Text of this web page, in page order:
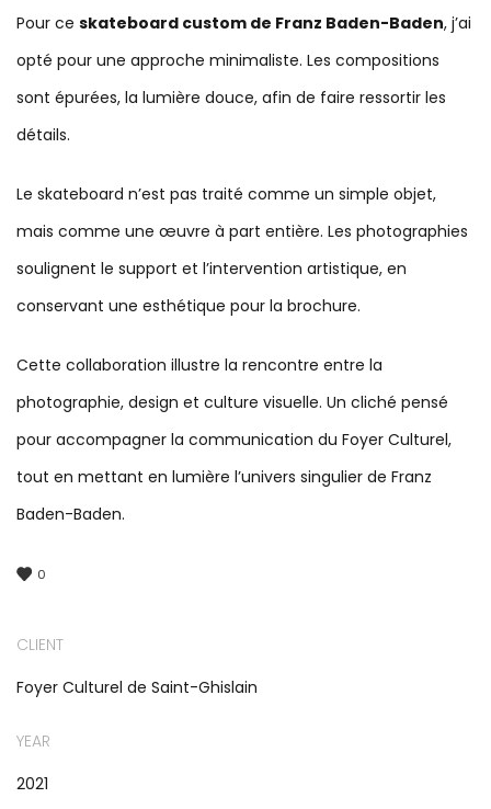
Pour ce skateboard custom de Franz Baden-Baden, j’ai
opté pour une approche minimaliste. Les compositions
sont épurées, la lumière douce, afin de faire ressortir les
détails.
Le skateboard n’est pas traité comme un simple objet,
mais comme une œuvre à part entière. Les photographies
soulignent le support et l’intervention artistique, en
conservant une esthétique pour la brochure.
Cette collaboration illustre la rencontre entre la
photographie, design et culture visuelle. Un cliché pensé
pour accompagner la communication du Foyer Culturel,
tout en mettant en lumière l’univers singulier de Franz
Baden-Baden.
0
CLIENT
Foyer Culturel de Saint-Ghislain
YEAR
2021